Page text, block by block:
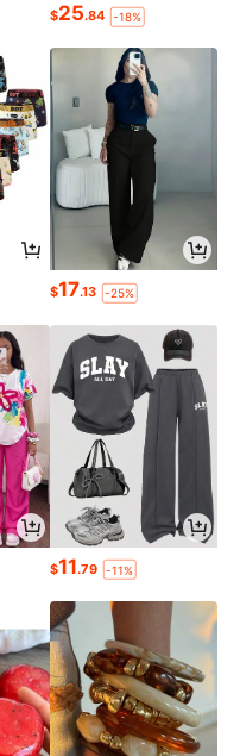
$25.84 -18%
$17.13 -25%
$11.79 -11%